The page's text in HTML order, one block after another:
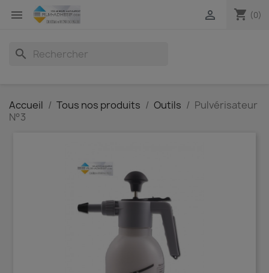
 shopping_cart (0)

search
Accueil Tous nos produits Outils
Pulvérisateur
N°3